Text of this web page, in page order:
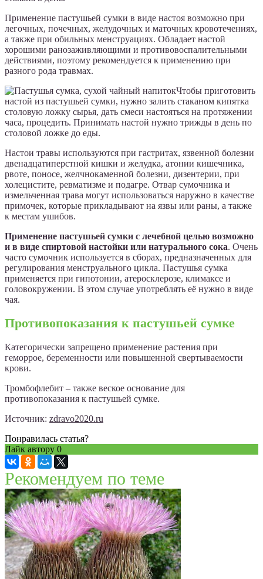
Применение пастушьей сумки в виде настоя возможно при
легочных, почечных, желудочных и маточных кровотечениях,
а также при обильных менструациях. Обладает настой
хорошими ранозаживляющими и противовоспалительными
действиями, поэтому рекомендуется к применению при
разного рода травмах.
Чтобы приготовить
настой из пастушьей сумки, нужно залить стаканом кипятка
столовую ложку сырья, дать смеси настояться на протяжении
часа, процедить. Принимать настой нужно трижды в день по
столовой ложке до еды.
Настои травы используются при гастритах, язвенной болезни
двенадцатиперстной кишки и желудка, атонии кишечника,
рвоте, поносе, желчнокаменной болезни, дизентерии, при
холецистите, ревматизме и подагре. Отвар сумочника и
измельченная трава могут использоваться наружно в качестве
примочек, которые прикладывают на язвы или раны, а также
к местам ушибов.
Применение пастушьей сумки с лечебной целью возможно
и в виде спиртовой настойки или натурального сока. Очень
часто сумочник используется в сборах, предназначенных для
регулирования менструального цикла. Пастушья сумка
применяется при гипотонии, атеросклерозе, климаксе и
головокружении. В этом случае употреблять её нужно в виде
чая.
Противопоказания к пастушьей сумке
Категорически запрещено применение растения при
геморрое, беременности или повышенной свертываемости
крови.
Тромбофлебит – также веское основание для
противопоказания к пастушьей сумке.
Источник: zdravo2020.ru
Понравилась статья?
Лайк автору 0
Рекомендуем по теме